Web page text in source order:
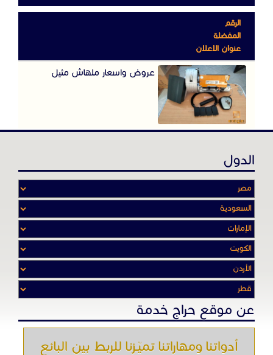
الرقم
المفضلة
عنوان الاعلان
عروض واسعار ملهاش مثيل
الدول
عن موقع حراج خدمة
أدواتنا ومهاراتنا تميّـزنا للربط بين البائع